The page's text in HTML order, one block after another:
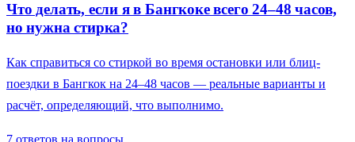
Что делать, если я в Бангкоке всего 24–48 часов,
но нужна стирка?
Как справиться со стиркой во время остановки или блиц-
поездки в Бангкок на 24–48 часов — реальные варианты и
расчёт, определяющий, что выполнимо.
7 ответов на вопросы